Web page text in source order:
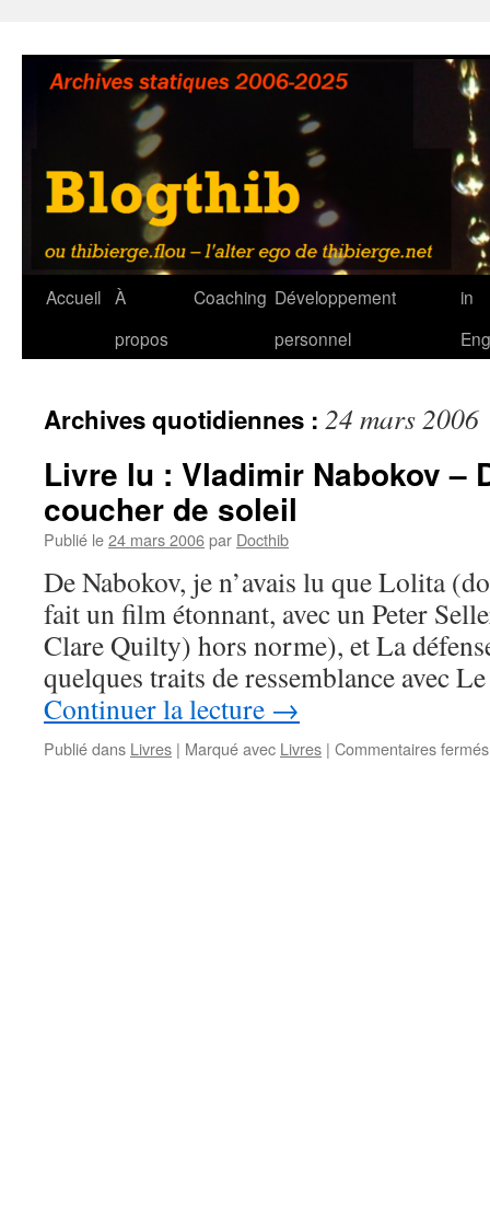
contenu
Accueil À
propos
Coaching Développement
personnel
in
Archives quotidiennes : 24 mars 2006
Livre lu : Vladimir Nabokov –
coucher de soleil
Publié le24 mars 2006par Docthib
De Nabokov, je n’avais lu que Lolita
fait un film étonnant, avec un Peter
Clare Quilty) hors norme), et La
quelques traits de ressemblance avec
Continuer la lecture →
Publié dans Livres | Marqué avec Livres | Commentaires fermés